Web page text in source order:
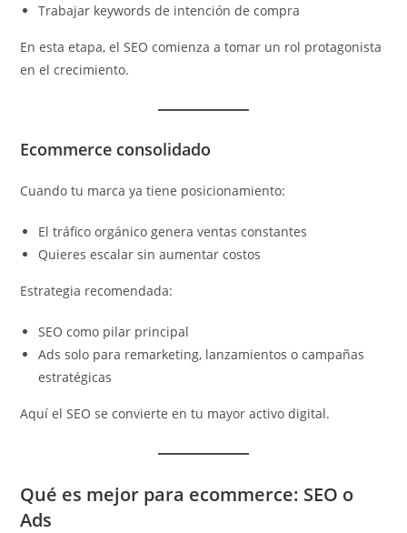
Trabajar keywords de intención de compra
En esta etapa, el SEO comienza a tomar un rol protagonista
en el crecimiento.
Ecommerce consolidado
Cuando tu marca ya tiene posicionamiento:
El tráfico orgánico genera ventas constantes
Quieres escalar sin aumentar costos
Estrategia recomendada:
SEO como pilar principal
Ads solo para remarketing, lanzamientos o campañas
estratégicas
Aquí el SEO se convierte en tu mayor activo digital.
Qué es mejor para ecommerce: SEO o
Ads